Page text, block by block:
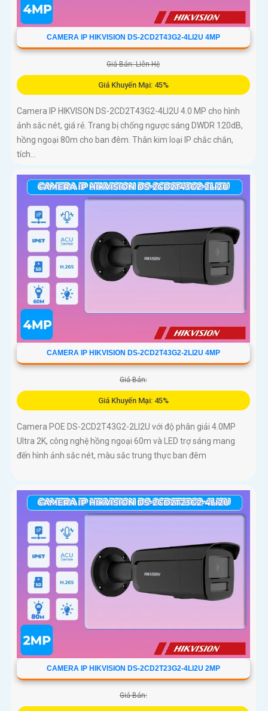
CAMERA IP HIKVISION DS-2CD2T43G2-4LI2U 4MP
Giá Bán: Liên Hệ
Giá Khuyến Mại: 45%
Camera IP HIKVISON DS-2CD2T43G2-4LI2U 4.0 MP cho hình
ảnh sắc nét, giá rẻ. Trang bị chống ngược sáng DWDR 120dB,
hồng ngoại 80m cho ban đêm. Thân kim loại IP chắc chắn,
tích...
CAMERA IP HIKVISION DS-2CD2T43G2-2LI2U 4MP
Giá Bán:
Giá Khuyến Mại: 45%
Camera POE DS-2CD2T43G2-2LI2U với độ phân giải 4.0MP
Ultra 2K, công nghệ hồng ngoại 60m và LED trợ sáng mang
đến hình ảnh sắc nét, màu sắc trung thực ban đêm
CAMERA IP HIKVISION DS-2CD2T23G2-4LI2U 2MP
Giá Bán: